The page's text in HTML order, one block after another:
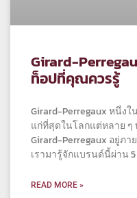
Girard-
ท็อปที่คุณควรรู้
Girard-Perregaux หนึ่ง
แก่ที่สุดในโลกแต่หลาย ๆ
Girard-Perregaux อยู่ภ
เรามารู้จักแบรนด์นี้ผ่าน
READ MORE »